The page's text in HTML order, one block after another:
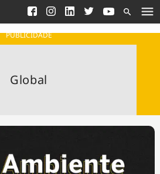
Saneamento
Indicadores
Blog
Trabalhe no Brasil 61
PUBLICIDADE
Global